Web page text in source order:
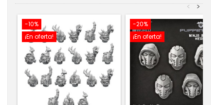
>
<
-10%
¡En oferta!
-20%
¡En oferta!